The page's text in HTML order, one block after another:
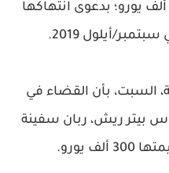
المتوسط "ماري إليونير" 300 ألف يورو؛ بدعوى انتهاكها
أيلول 2019.
السبت، بأن القضاء في
بيتر ريش، ربان سفينة
يورو.